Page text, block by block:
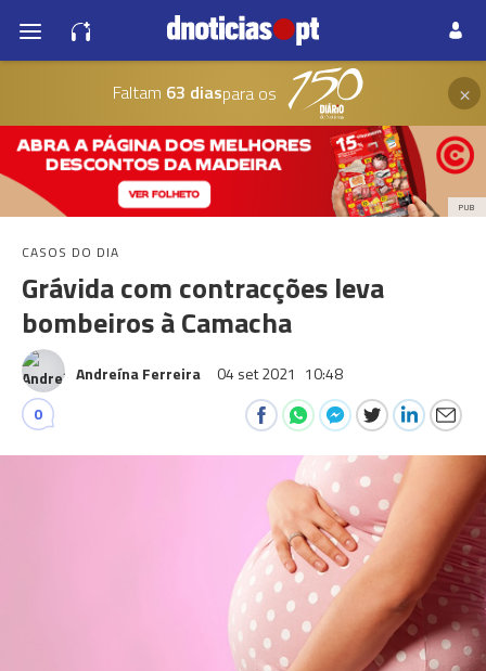
Faltam 63 diaspara os ×
PUB
CASOS DO DIA
Grávida com contracções leva
bombeiros à Camacha
Andreína Ferreira 04 set 2021 10:48
0